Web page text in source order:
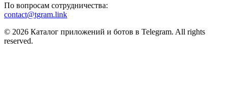
По вопросам сотрудничества:
contact@tgram.link
© 2026 Каталог приложений и ботов в Telegram. All rights
reserved.